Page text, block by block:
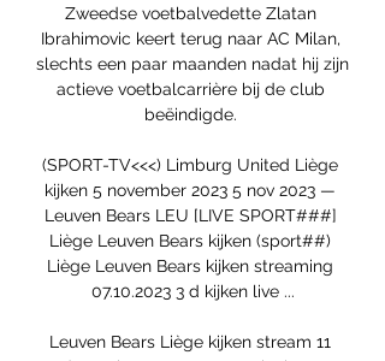
Zweedse voetbalvedette Zlatan
Ibrahimovic keert terug naar AC Milan,
slechts een paar maanden nadat hij zijn
actieve voetbalcarrière bij de club
beëindigde.
(SPORT-TV<<<) Limburg United Liège
kijken 5 november 2023 5 nov 2023 —
Leuven Bears LEU [LIVE SPORT###]
Liège Leuven Bears kijken (sport##)
Liège Leuven Bears kijken streaming
07.10.2023 3 d kijken live ...
Leuven Bears Liège kijken stream 11